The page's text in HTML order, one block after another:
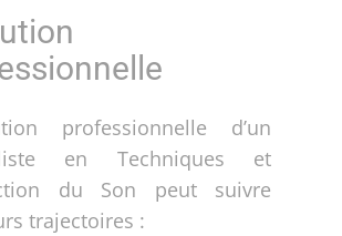
professionnelle d’un
en Techniques et
du Son peut suivre
trajectoires :